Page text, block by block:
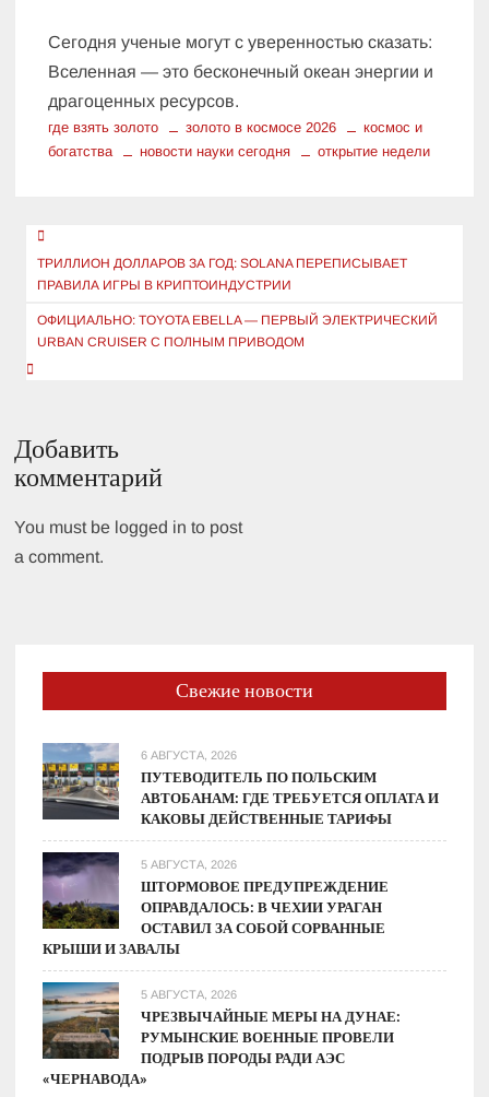
Сегодня ученые могут с уверенностью сказать:
Вселенная — это бесконечный океан энергии и
драгоценных ресурсов.
где взять золото золото в космосе 2026
космос и
богатства
новости науки сегодня открытие недели
Навигация
по
записям
ТРИЛЛИОН ДОЛЛАРОВ ЗА ГОД: SOLANA ПЕРЕПИСЫВАЕТ
ПРАВИЛА ИГРЫ В КРИПТОИНДУСТРИИ
ОФИЦИАЛЬНО: TOYOTA EBELLA — ПЕРВЫЙ ЭЛЕКТРИЧЕСКИЙ
URBAN CRUISER С ПОЛНЫМ ПРИВОДОМ
Добавить
комментарий
You must be logged in to post
a comment.
Свежие новости
6 АВГУСТА, 2026
ПУТЕВОДИТЕЛЬ ПО ПОЛЬСКИМ
АВТОБАНАМ: ГДЕ ТРЕБУЕТСЯ ОПЛАТА И
КАКОВЫ ДЕЙСТВЕННЫЕ ТАРИФЫ
5 АВГУСТА, 2026
ШТОРМОВОЕ ПРЕДУПРЕЖДЕНИЕ
ОПРАВДАЛОСЬ: В ЧЕХИИ УРАГАН
ОСТАВИЛ ЗА СОБОЙ СОРВАННЫЕ
КРЫШИ И ЗАВАЛЫ
5 АВГУСТА, 2026
ЧРЕЗВЫЧАЙНЫЕ МЕРЫ НА ДУНАЕ:
РУМЫНСКИЕ ВОЕННЫЕ ПРОВЕЛИ
ПОДРЫВ ПОРОДЫ РАДИ АЭС
«ЧЕРНАВОДА»